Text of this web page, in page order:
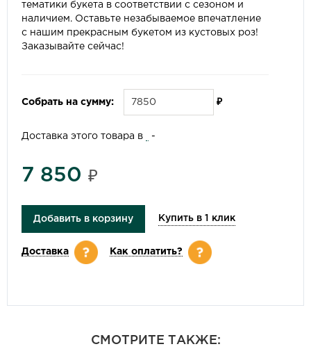
тематики букета в соответствии с сезоном и
наличием. Оставьте незабываемое впечатление
с нашим прекрасным букетом из кустовых роз!
Заказывайте сейчас!
Собрать на сумму: ₽
Доставка этого товара в -
7 850 ₽
Добавить в корзину Купить в 1 клик
Доставка Как оплатить?
СМОТРИТЕ ТАКЖЕ: